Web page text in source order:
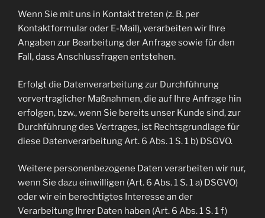
Wenn Sie mit uns in Kontakt treten (z. B. per
Kontaktformular oder E-Mail), verarbeiten wir Ihre
Angaben zur Bearbeitung der Anfrage sowie für den
Fall, dass Anschlussfragen entstehen.
Erfolgt die Datenverarbeitung zur Durchführung
vorvertraglicher Maßnahmen, die auf Ihre Anfrage hin
erfolgen, bzw., wenn Sie bereits unser Kunde sind, zur
Durchführung des Vertrages, ist Rechtsgrundlage für
diese Datenverarbeitung Art. 6 Abs. 1 S. 1 b) DSGVO.
Weitere personenbezogene Daten verarbeiten wir nur,
wenn Sie dazu einwilligen (Art. 6 Abs. 1 S. 1 a) DSGVO)
oder wir ein berechtigtes Interesse an der
Verarbeitung Ihrer Daten haben (Art. 6 Abs. 1 S. 1 f)